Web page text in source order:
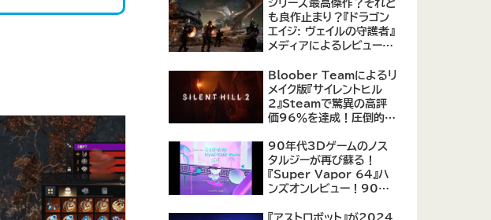
シリーズ最高傑作？それと
も良作止まり？『ドラゴン
エイジ: ヴェイルの守護者』
メディアによるレビューが
ラクター育成システムは好
評、戦闘システムは賛否あ
り
Bloober Teamによるリ
メイク版『サイレントヒル
2』Steamで驚異の高評
価96％を達成！圧倒的な
の復活
90年代3Dゲームのノス
タルジーが再び蘇る！
『Super Vapor 64』ハ
ンズオンレビュー！90年
再現したノスタルジックア